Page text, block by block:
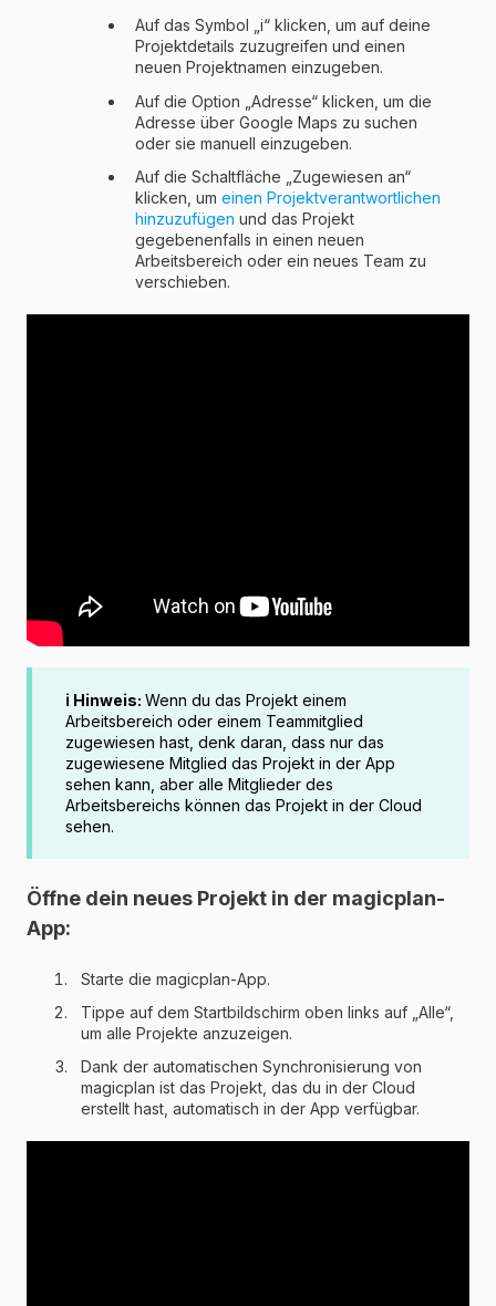
Auf das Symbol „i“ klicken, um auf deine
Projektdetails zuzugreifen und einen
neuen Projektnamen einzugeben.
Auf die Option „Adresse“ klicken, um die
Adresse über Google Maps zu suchen
oder sie manuell einzugeben.
Auf die Schaltfläche „Zugewiesen an“
klicken, um einen Projektverantwortlichen
hinzuzufügen und das Projekt
gegebenenfalls in einen neuen
Arbeitsbereich oder ein neues Team zu
verschieben.
ℹ️ Hinweis: Wenn du das Projekt einem
Arbeitsbereich oder einem Teammitglied
zugewiesen hast, denk daran, dass nur das
zugewiesene Mitglied das Projekt in der App
sehen kann, aber alle Mitglieder des
Arbeitsbereichs können das Projekt in der Cloud
sehen.
Öffne dein neues Projekt in der magicplan-
App:
Starte die magicplan-App.
Tippe auf dem Startbildschirm oben links auf „Alle“,
um alle Projekte anzuzeigen.
Dank der automatischen Synchronisierung von
magicplan ist das Projekt, das du in der Cloud
erstellt hast, automatisch in der App verfügbar.